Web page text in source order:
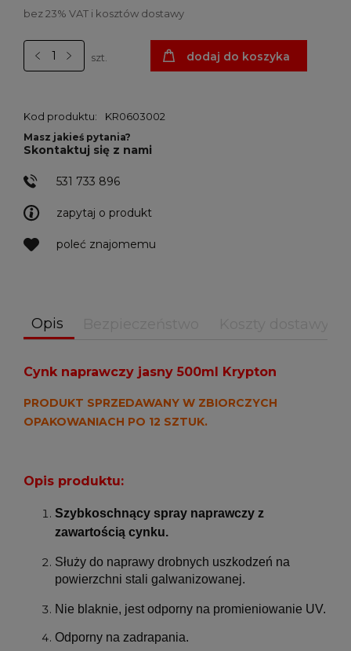
bez 23% VAT i kosztów dostawy
szt. dodaj do koszyka
Kod produktu: KR0603002
zapytaj o produkt
poleć znajomemu
Masz jakieś pytania?
Skontaktuj się z nami
531 733 896
Opis
Cynk naprawczy jasny 500ml Krypton
PRODUKT SPRZEDAWANY W ZBIORCZYCH
OPAKOWANIACH PO 12 SZTUK.
Opis produktu:
Szybkoschnący spray naprawczy z
zawartością cynku.
Służy do naprawy drobnych uszkodzeń na
powierzchni stali galwanizowanej.
Nie blaknie, jest odporny na promieniowanie UV.
Odporny na zadrapania.